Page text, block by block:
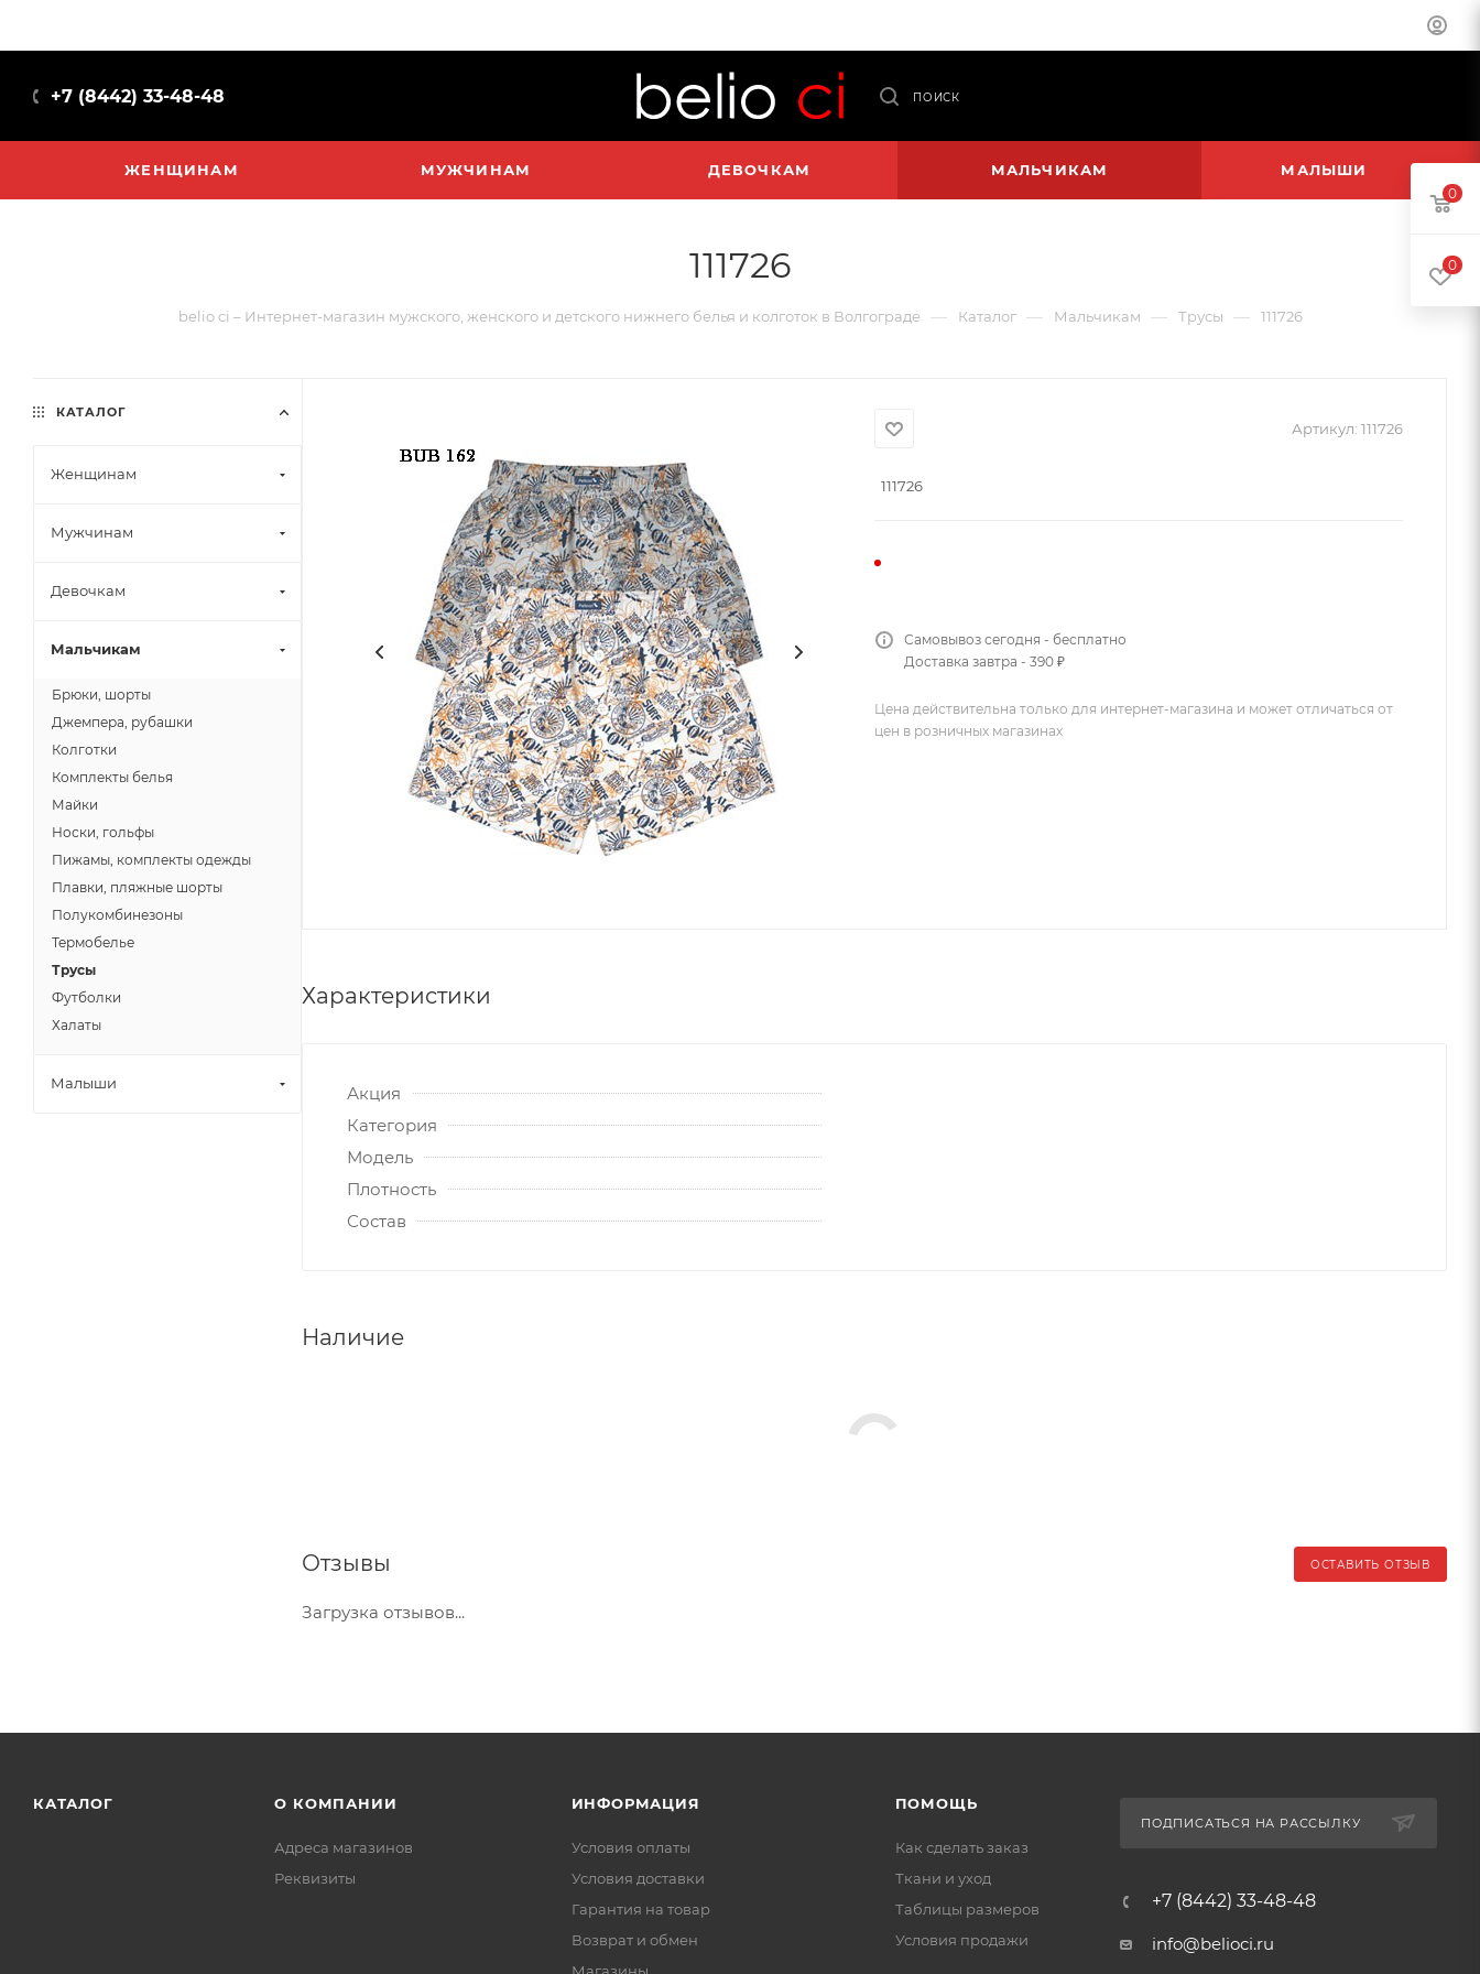
+7 (8442) 33-48-48 ПОИСК
ЖЕНЩИНАМ МУЖЧИНАМ ДЕВОЧКАМ МАЛЬЧИКАМ МАЛЫШИ
111726
belio ci – Интернет-магазин мужского, женского и детского нижнего белья и колготок в Волгограде — Каталог — Мальчикам — Трусы — 111726
Артикул: 111726
111726
Самовывоз сегодня - бесплатно
Доставка завтра - 390 ₽
Цена действительна только для интернет-магазина и может отличаться от
цен в розничных магазинах
Характеристики
Акция
Категория
Модель
Плотность
Состав
Наличие
Отзывы ОСТАВИТЬ ОТЗЫВ
Загрузка отзывов...
КАТАЛОГ
Женщинам
Мужчинам
Девочкам
Мальчикам
Брюки, шорты
Джемпера, рубашки
Колготки
Комплекты белья
Майки
Носки, гольфы
Пижамы, комплекты одежды
Плавки, пляжные шорты
Полукомбинезоны
Термобелье
Трусы
Футболки
Халаты
Малыши
КАТАЛОГ О КОМПАНИИ
Адреса магазинов
Реквизиты
ИНФОРМАЦИЯ
Условия оплаты
Условия доставки
Гарантия на товар
Возврат и обмен
ПОМОЩЬ
Как сделать заказ
Ткани и уход
Таблицы размеров
Условия продажи
ПОДПИСАТЬСЯ НА РАССЫЛКУ
+7 (8442) 33-48-48
info@belioci.ru
0
0